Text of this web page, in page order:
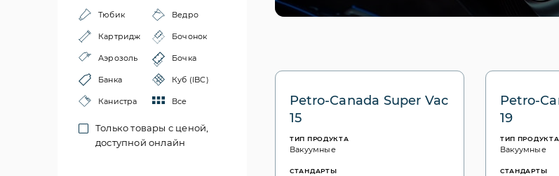
Тюбик Ведро
Картридж Бочонок
Аэрозоль Бочка
Банка Куб (IBC)
Канистра Все
Только товары с ценой,
доступной онлайн
Petro-Canada Super Vac
15
ТИП ПРОДУКТА
Вакуумные
СТАНДАРТЫ
Petro-
19
ТИП ПРОДУКТА
Вакуумные
СТАНДАРТЫ